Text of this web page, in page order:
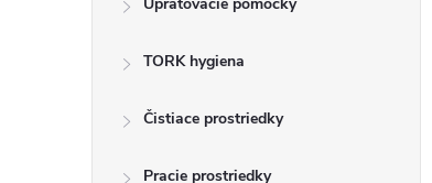
TORK hygiena
Čistiace prostriedky
Pracie prostriedky